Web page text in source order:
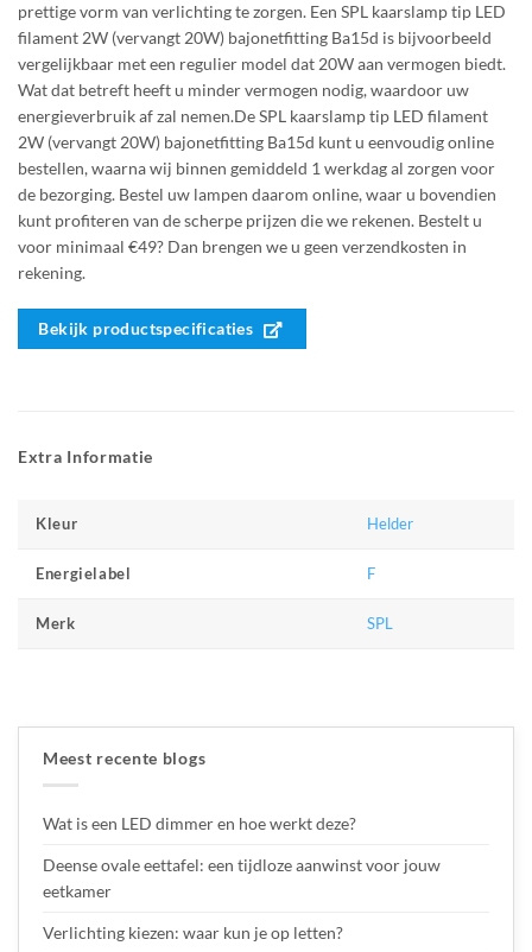
prettige vorm van verlichting te zorgen. Een SPL kaarslamp tip LED
filament 2W (vervangt 20W) bajonetfitting Ba15d is bijvoorbeeld
vergelijkbaar met een regulier model dat 20W aan vermogen biedt.
Wat dat betreft heeft u minder vermogen nodig, waardoor uw
energieverbruik af zal nemen.De SPL kaarslamp tip LED filament
2W (vervangt 20W) bajonetfitting Ba15d kunt u eenvoudig online
bestellen, waarna wij binnen gemiddeld 1 werkdag al zorgen voor
de bezorging. Bestel uw lampen daarom online, waar u bovendien
kunt profiteren van de scherpe prijzen die we rekenen. Bestelt u
voor minimaal €49? Dan brengen we u geen verzendkosten in
rekening.
Bekijk productspecificaties
Extra Informatie
Kleur Helder
Energielabel F
Merk SPL
Meest recente blogs
Wat is een LED dimmer en hoe werkt deze?
Deense ovale eettafel: een tijdloze aanwinst voor jouw
eetkamer
Verlichting kiezen: waar kun je op letten?